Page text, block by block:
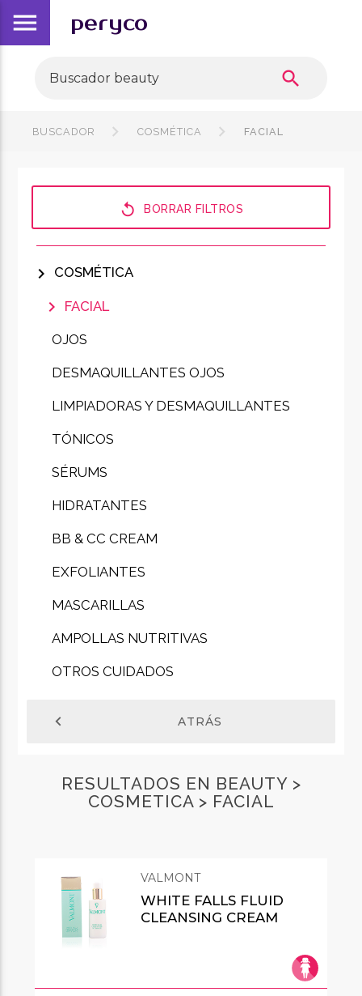
menu peryco
search
BUSCADOR COSMÉTICA FACIAL
replay BORRAR FILTROS
chevron_right COSMÉTICA
chevron_right FACIAL
OJOS
DESMAQUILLANTES OJOS
LIMPIADORAS Y DESMAQUILLANTES
TÓNICOS
SÉRUMS
HIDRATANTES
BB & CC CREAM
EXFOLIANTES
MASCARILLAS
AMPOLLAS NUTRITIVAS
OTROS CUIDADOS
chevron_left ATRÁS
RESULTADOS EN BEAUTY >
COSMETICA > FACIAL
VALMONT
WHITE FALLS FLUID
CLEANSING CREAM